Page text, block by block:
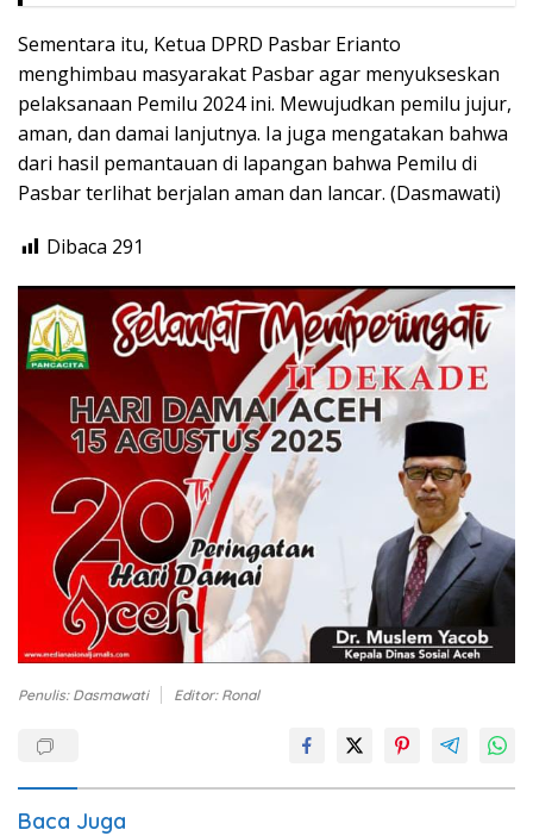
Sementara itu, Ketua DPRD Pasbar Erianto
menghimbau masyarakat Pasbar agar menyukseskan
pelaksanaan Pemilu 2024 ini. Mewujudkan pemilu jujur,
aman, dan damai lanjutnya. Ia juga mengatakan bahwa
dari hasil pemantauan di lapangan bahwa Pemilu di
Pasbar terlihat berjalan aman dan lancar. (Dasmawati)
Dibaca 291
Penulis: Dasmawati Editor: Ronal
Baca Juga